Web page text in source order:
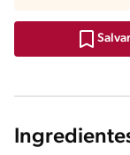
Salvar